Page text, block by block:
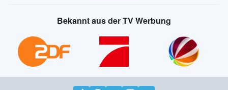
Bekannt aus der TV Werbung